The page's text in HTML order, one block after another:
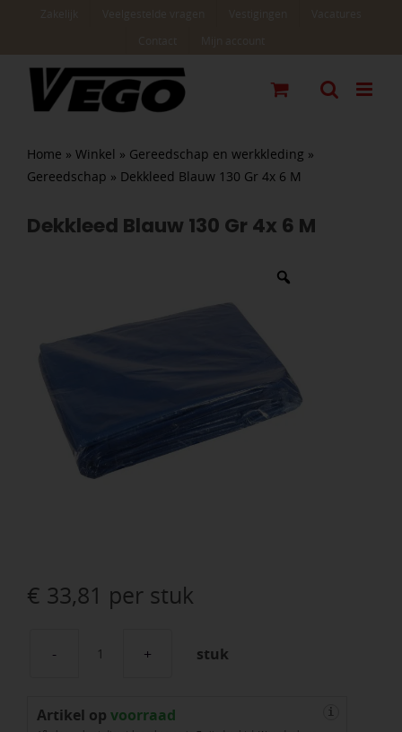
Home » Winkel » Gereedschap en werkkleding »
Gereedschap » Dekkleed Blauw 130 Gr 4x 6 M
Dekkleed Blauw 130 Gr 4x 6 M
€ 33,81 per stuk
Dekkleed
130
stuk
Artikel op voorraad i